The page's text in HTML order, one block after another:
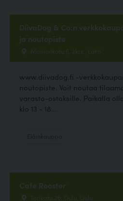
DiivaDog & Co:n
ja noutopiste
Moisionkatu 6, 2krs., Lahti
www.diivadog.fi -
noutopiste. Voit noutaa
varasto-ostoksille. Paikalla
klo 13 - 18....
Cafe Rooster
Torikatu 26, Oulu, Oulu